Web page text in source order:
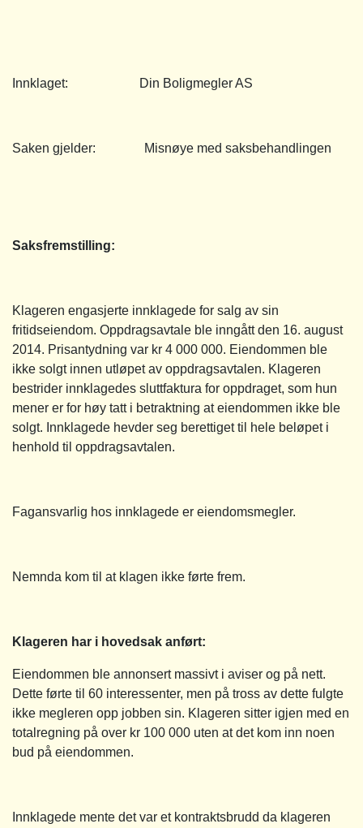
Innklaget: Din Boligmegler AS
Saken gjelder: Misnøye med saksbehandlingen
Saksfremstilling:
Klageren engasjerte innklagede for salg av sin
fritidseiendom. Oppdragsavtale ble inngått den 16. august
2014. Prisantydning var kr 4 000 000. Eiendommen ble
ikke solgt innen utløpet av oppdragsavtalen. Klageren
bestrider innklagedes sluttfaktura for oppdraget, som hun
mener er for høy tatt i betraktning at eiendommen ikke ble
solgt. Innklagede hevder seg berettiget til hele beløpet i
henhold til oppdragsavtalen.
Fagansvarlig hos innklagede er eiendomsmegler.
Nemnda kom til at klagen ikke førte frem.
Klageren har i hovedsak anført:
Eiendommen ble annonsert massivt i aviser og på nett.
Dette førte til 60 interessenter, men på tross av dette fulgte
ikke megleren opp jobben sin. Klageren sitter igjen med en
totalregning på over kr 100 000 uten at det kom inn noen
bud på eiendommen.
Innklagede mente det var et kontraktsbrudd da klageren